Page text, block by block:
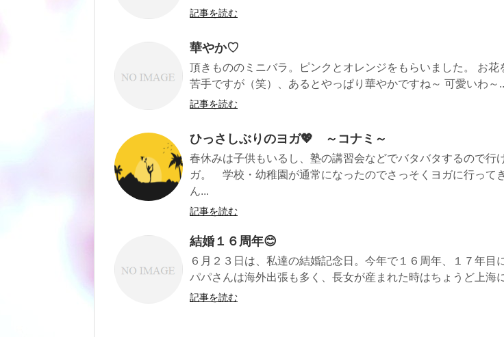
記事を読む
華やか♡
頂きもののミニバラ。ピンクとオレンジをもらいました。 お花
苦手ですが（笑）、あるとやっぱり華やかですね～ 可愛いわ～
記事を読む
ひっさしぶりのヨガ💖 ～コナミ～
春休みは子供もいるし、塾の講習会などでバタバタするので行
ガ。 学校・幼稚園が通常になったのでさっそくヨガに行っ
ん...
記事を読む
結婚１６周年😊
６月２３日は、私達の結婚記念日。今年で１６周年、１７年目
パパさんは海外出張も多く、長女が産まれた時はちょうど上海
記事を読む